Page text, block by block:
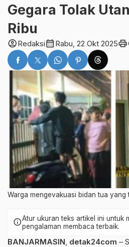
Gegara Tolak
Ribu
account_circleRedaksicalendar_month Rabu, 22 Okt 2025print
Warga mengevakuasi bidan tua yang
infoAtur ukuran teks artikel ini untuk
pengalaman membaca terbaik.
BANJARMASIN detak24com –